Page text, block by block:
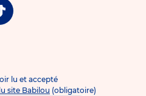
lu et accepté
site Babilou (obligatoire)